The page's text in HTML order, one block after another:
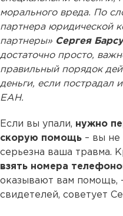
морального вреда. По
партнера юридической
партнеры» Сергея
достаточно просто,
правильный порядок
деньги, если пострадал
ЕАН.
Если вы упали, нужно
скорую помощь – вы не
серьезна ваша травма.
взять номера
оказывают вам помощь,
свидетелей, советует